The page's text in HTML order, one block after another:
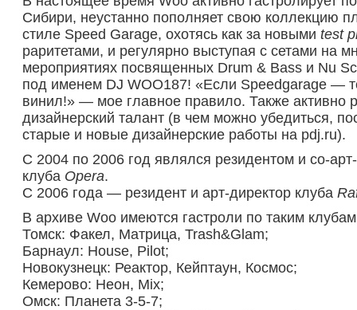
Сибири, неустанно пополняет свою коллекцию
стиле Speed Garage, охотясь как за новыми test
раритетами, и регулярно выступая с сетами на
мероприятиях посвященных Drum & Bass и Nu
под именем DJ WOO187! «Если Speedgarage —
винил!» — мое главное правило. Также активно
дизайнерский талант (в чем можно убедиться,
старые и новые дизайнерские работы на pdj.ru).
C 2004 по 2006 год являлся резидентом и со-
клуба Opera.
С 2006 года — резидент и арт-директор клуба
В архиве Woo имеются гастроли по таким клубам
Томск: Факел, Матрица, Trash&Glam;
Барнаул: House, Pilot;
Новокузнецк: Реактор, Кейптаун, Космос;
Кемерово: Неон, Mix;
Омск: Планета 3-5-7;